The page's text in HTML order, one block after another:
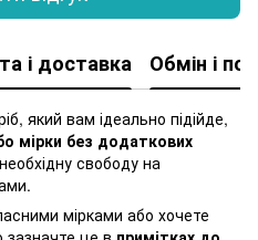
і доставка Обмін і
який вам ідеально підійде,
мірки без додаткових
свободу на
мірками або хочете